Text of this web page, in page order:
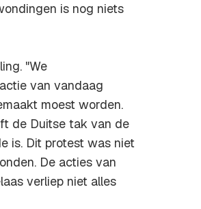
is nog niets
"We
van vandaag
moest worden.
de Duitse tak van de
is. Dit protest was niet
De acties van
verliep niet alles